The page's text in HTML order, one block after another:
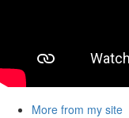
More from my site